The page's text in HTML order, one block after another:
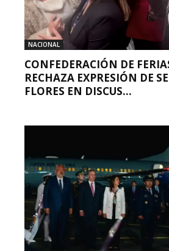
NACIONAL
CONFEDERACIÓN DE
RECHAZA EXPRESIÓN DE
FLORES EN DISCUS...